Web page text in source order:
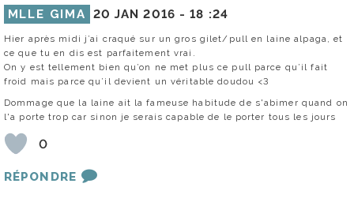
MLLE GIMA 20 JAN 2016 -18 :24
Hier après midi j’ai craqué sur un gros gilet/pull en laine alpaga, et
ce que tu en dis est parfaitement vrai.
On y est tellement bien qu’on ne met plus ce pull parce qu’il fait
froid mais parce qu’il devient un véritable doudou <3
Dommage que la laine ait la fameuse habitude de s'abimer quand on
l'a porte trop car sinon je serais capable de le porter tous les jours
0
RÉPONDRE